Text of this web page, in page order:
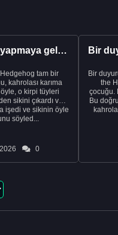
Bir duyuru yapmaya geldim
tam bir
kahrolası karıma
o kirpi tüyleri
sikini çıkardı ve
işedi ve sikinin öyle
söyled...
0
Bir
the
çocuğu.
Bu